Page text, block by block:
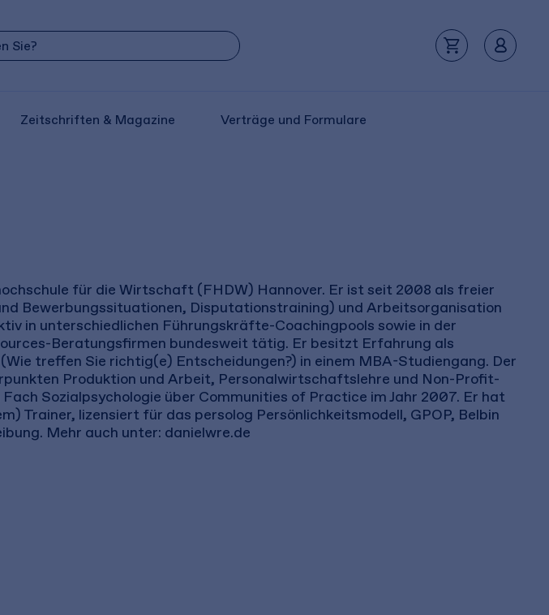
Zeitschriften & Magazine Verträge und Formulare
für die Wirtschaft (FHDW) Hannover. Er ist seit 2008 als freier
Bewerbungssituationen, Disputationstraining) und Arbeitsorganisation
in unterschiedlichen Führungskräfte-Coachingpools sowie in der
Beratungsfirmen bundesweit tätig. Er besitzt Erfahrung als
treffen Sie richtig(e) Entscheidungen?) in einem MBA-Studiengang. Der
Produktion und Arbeit, Personalwirtschaftslehre und Non-Profit-
Sozialpsychologie über Communities of Practice im Jahr 2007. Er hat
Trainer, lizensiert für das persolog Persönlichkeitsmodell, GPOP, Belbin
Mehr auch unter: danielwre.de